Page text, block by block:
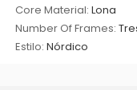
Core Material: Lona
Number Of Frames:
Estilo: Nórdico